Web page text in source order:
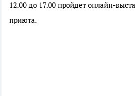
12.00 до 17.00 пройдет онлайн-
приюта.